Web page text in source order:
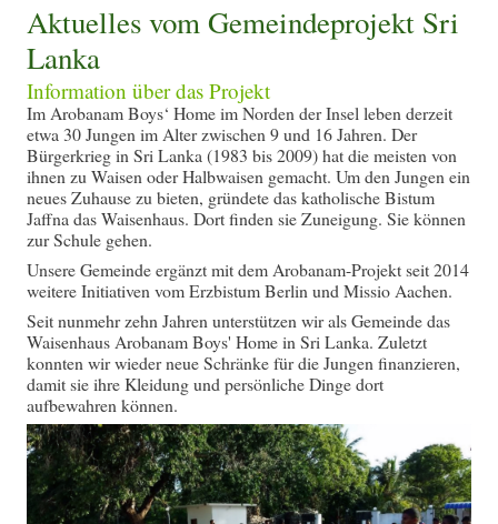
Aktuelles vom Gemeindeprojekt Sri
Lanka
Information über das Projekt
Im Arobanam Boys‘ Home im Norden der Insel leben derzeit
etwa 30 Jungen im Alter zwischen 9 und 16 Jahren. Der
Bürgerkrieg in Sri Lanka (1983 bis 2009) hat die meisten von
ihnen zu Waisen oder Halbwaisen gemacht. Um den Jungen ein
neues Zuhause zu bieten, gründete das katholische Bistum
Jaffna das Waisenhaus. Dort finden sie Zuneigung. Sie können
zur Schule gehen.
Unsere Gemeinde ergänzt mit dem Arobanam-Projekt seit 2014
weitere Initiativen vom Erzbistum Berlin und Missio Aachen.
Seit nunmehr zehn Jahren unterstützen wir als Gemeinde das
Waisenhaus Arobanam Boys' Home in Sri Lanka. Zuletzt
konnten wir wieder neue Schränke für die Jungen finanzieren,
damit sie ihre Kleidung und persönliche Dinge dort
aufbewahren können.